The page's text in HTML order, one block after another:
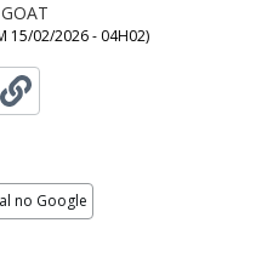
15/02/2026 - 04H02)
no Google